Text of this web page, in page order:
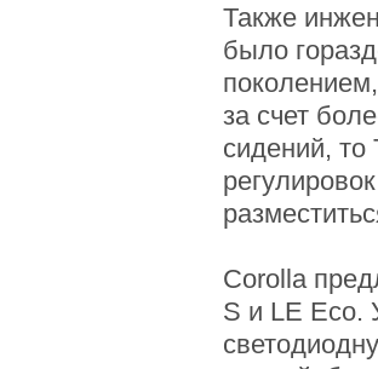
Также
было
за счет
сидений,
Corolla
S и LE Eco.